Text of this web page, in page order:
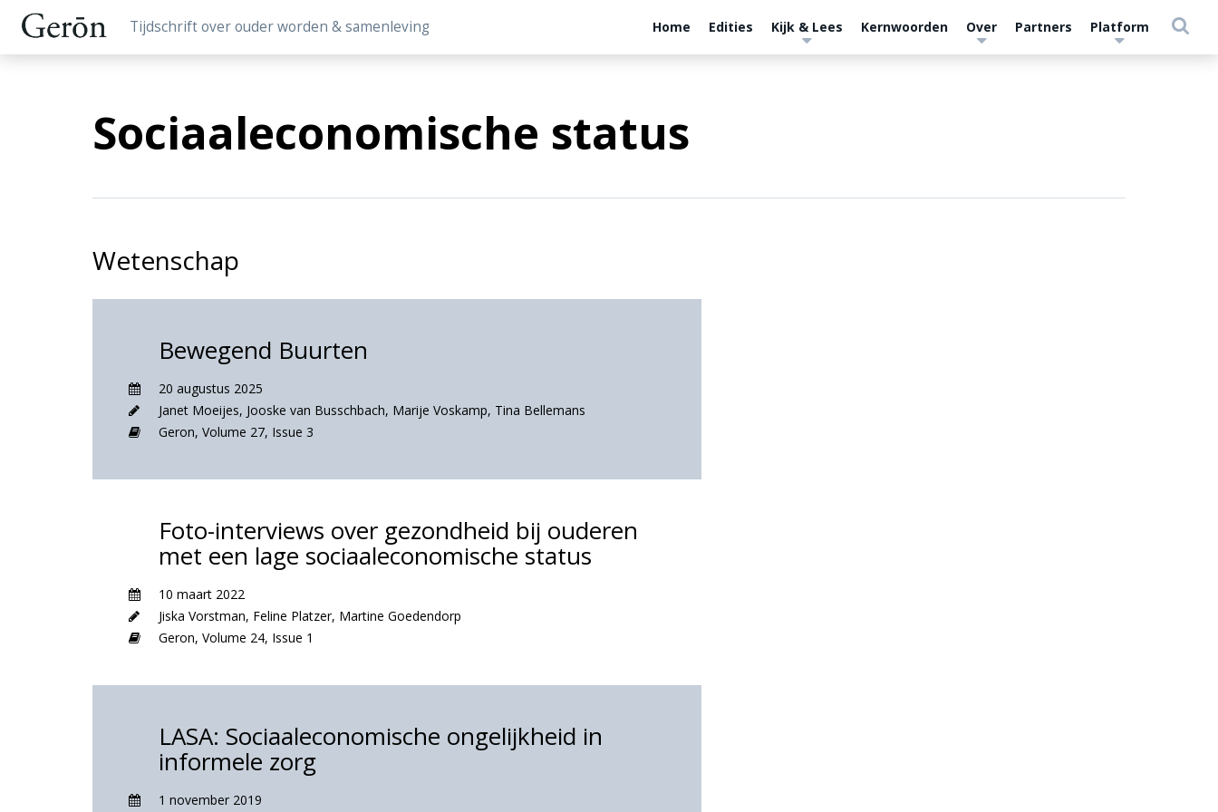
Tijdschrift over ouder worden & samenleving Home Edities Kijk & Lees Kernwoorden Over Partners Platform
Sociaaleconomische status
Wetenschap
Bewegend Buurten
20 augustus 2025
Janet Moeijes, Jooske van Busschbach, Marije Voskamp, Tina Bellemans
Geron, Volume 27, Issue 3
Foto-interviews over gezondheid bij ouderen
met een lage sociaaleconomische status
10 maart 2022
Jiska Vorstman, Feline Platzer, Martine Goedendorp
Geron, Volume 24, Issue 1
LASA: Sociaaleconomische ongelijkheid in
informele zorg
1 november 2019